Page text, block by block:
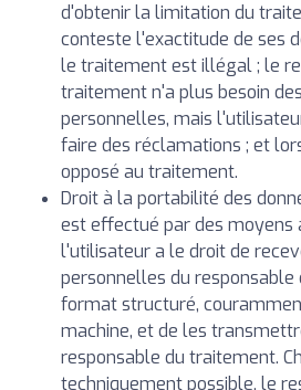
d'obtenir la limitation du
conteste l'exactitude de ses
le traitement est illégal ; le
traitement n'a plus besoin
personnelles, mais
faire des réclamations ; et
opposé au traitement.
Droit à la portabilité des
est effectué par des moyens
l'utilisateur a le droit de
personnelles du
format structuré,
machine, et de les
responsable du traitement.
techniquement possible, le